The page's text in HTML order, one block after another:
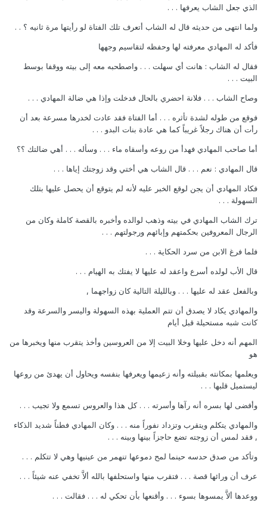
الذي جعل الشاب يعرفها . . .
ولما انتهى من حديثه قال له الشاب أتعرف تلك الفتاة لو رأيتها مرة ثانيه ؟ . .
فأكد له المهادي معرفته لها وحفظه لتقاسيم وجهها
فقال له الشاب : هانت أي سهلت . . . واصطحبه معه إلى بيته ووقفا بوسط
البيت . . .
وصاح الشاب . . . فلانة احضري بالحال فدخلت وإذا هي ضالة المهادي . . .
فوقع من طوله لشدة تأثره . . . أما الفتاة فقد عادت لخدرها مسرعة بعد أن
رأت أن هناك رجلاً غريباً كما هي عادة بنات البدو . . .
أما صاحب المهادي فهدأ من روعه وأسقاه ماء . . . وسأله . . . أهي ضالتك ؟؟
قال المهادي : نعم . . . قال الشاب هي أختي وقد زوجتك إياها . . .
فكاد المهادي أن يجن لوقع الخبر عليه لأنه لم يتوقع أن يحصل عليها بتلك
السهولة . . .
ترك الشاب المهادي في بيته وذهب لوالده وأخبره بالقصة كاملة وكان من
الرجال المعروفين بحكمتهم وإبائهم ورجولتهم . . .
فلما فرغ الابن من سرد الحكاية . . .
قال الأب لولده أسرع واعقد له عليها لا يفتك به الهيام . . .
وبالفعل عقد له عليها . . . وبالليلة التالية كان زواجهما ,
والمهادي يكاد لا يصدق أن تتم العملية بهذه السهولة واليسر والسرعة وقد
كانت شبه مستحيلة قبل أيام
المهم أنه دخل عليها وخلا البيت إلا من العروسين وأخذ يتقرب منها ويخبرها من
هو
ويعلمها بمكانته بقبيلته وأنه زعيمها ويعرفها بنفسه ويحاول أن يهدئ من روعها
ليستميل قلبها . . .
وأفضى لها بسره أنه رآها وأسرته . . . كل هذا والعروس تسمع ولا تجيب . . .
والمهادي يتكلم ويتقرب وتزداد نفوراً منه . . . وكان المهادي فطناً شديد الذكاء
, فقد لمس أن زوجته تضع حاجزاً بينها وبينه . . .
وتأكد من صدق حدسه حينما لمح دموعها تنهمر من عينيها وهي لا تتكلم . . .
عرف أن ورائها قصة . . . فتقرب منها واستحلفها بالله ألاَّ تخفي عنه شيئاً . . .
ووعدها ألاَّ يمسوها بسوء . . . وأقنعها بأن تحكي له . . . فقالت . . .